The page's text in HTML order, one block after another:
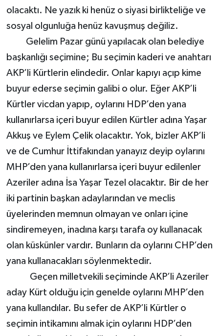
olacaktı. Ne yazık ki henüz o siyasi birlikteliğe ve
sosyal olgunluğa henüz kavuşmuş değiliz.
Gelelim Pazar günü yapılacak olan belediye
başkanlığı seçimine; Bu seçimin kaderi ve anahtarı
AKP’li Kürtlerin elindedir. Onlar kapıyı açıp kime
buyur ederse seçimin galibi o olur. Eğer AKP’li
Kürtler vicdan yapıp, oylarını HDP’den yana
kullanırlarsa içeri buyur edilen Kürtler adına Yaşar
Akkuş ve Eylem Çelik olacaktır. Yok, bizler AKP’li
ve de Cumhur İttifakından yanayız deyip oylarını
MHP’den yana kullanırlarsa içeri buyur edilenler
Azeriler adına İsa Yaşar Tezel olacaktır. Bir de her
iki partinin başkan adaylarından ve meclis
üyelerinden memnun olmayan ve onları içine
sindiremeyen, inadına karşı tarafa oy kullanacak
olan küskünler vardır. Bunların da oylarını CHP’den
yana kullanacakları söylenmektedir.
Geçen milletvekili seçiminde AKP’li Azeriler
aday Kürt olduğu için genelde oylarını MHP’den
yana kullandılar. Bu sefer de AKP’li Kürtler o
seçimin intikamını almak için oylarını HDP’den